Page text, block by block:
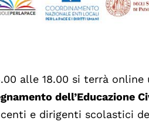
alle 18.00 si terrà
dell’Educazione
e dirigenti scolastici